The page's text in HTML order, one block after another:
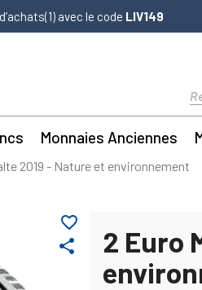
avec le code LIV149
Monnaies Anciennes
2019 - Nature et environnement
share
favorite_border
2 Euro